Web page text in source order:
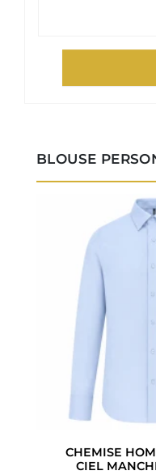
BLOUSE
CHEMISE
CIEL